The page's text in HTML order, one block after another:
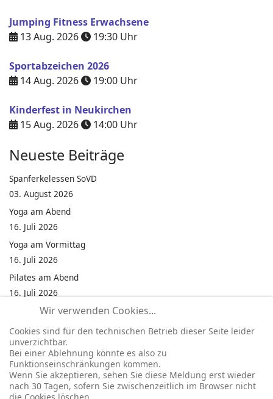
Jumping Fitness Erwachsene
13 Aug. 2026
19:30 Uhr
Sportabzeichen 2026
14 Aug. 2026
19:00 Uhr
Kinderfest in Neukirchen
15 Aug. 2026
14:00 Uhr
Neueste Beiträge
Spanferkelessen SoVD
03. August 2026
Yoga am Abend
16. Juli 2026
Yoga am Vormittag
16. Juli 2026
Pilates am Abend
16. Juli 2026
Jumping Fitness Intervall
16. Juli 2026
Jumping Fitness Erwachsene
16. Juli 2026
Kinderfest in Neukirchen
16. Juli 2026
Wir verwenden Cookies...
Cookies sind für den technischen Betrieb dieser Seite leider
unverzichtbar.
Bei einer Ablehnung könnte es also zu
Funktionseinschränkungen kommen.
Wenn Sie akzeptieren, sehen Sie diese Meldung erst wieder
nach 30 Tagen, sofern Sie zwischenzeitlich im Browser nicht